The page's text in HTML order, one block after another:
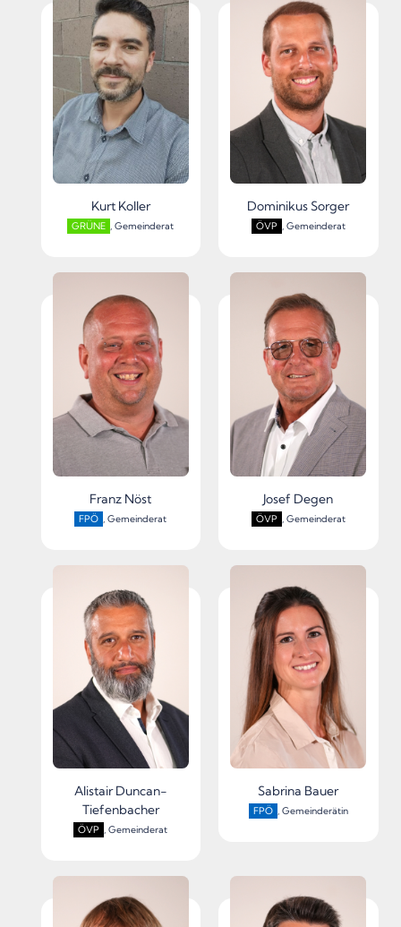
Kurt Koller
GRÜNE , Gemeinderat
Dominikus Sorger
ÖVP , Gemeinderat
Franz Nöst
FPÖ , Gemeinderat
Josef Degen
ÖVP , Gemeinderat
Alistair Duncan-
Tiefenbacher
ÖVP , Gemeinderat
Sabrina Bauer
FPÖ , Gemeinderätin